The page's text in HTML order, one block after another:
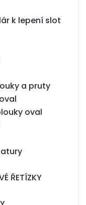
k lepení slot
a pruty
oval
ŘETÍZKY